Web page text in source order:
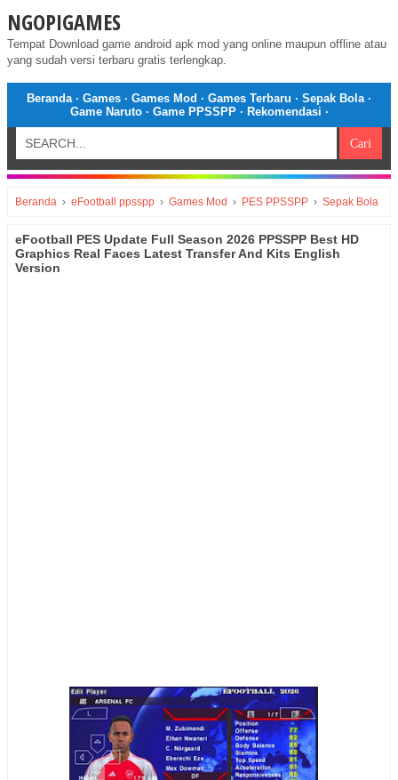
NGOPIGAMES
Tempat Download game android apk mod yang online maupun offline atau
yang sudah versi terbaru gratis terlengkap.
Beranda· Games · Games Mod · Games Terbaru · Sepak Bola·
Game Naruto· Game PPSSPP· Rekomendasi ·
Beranda › eFootball ppsspp › Games Mod › PES PPSSPP › Sepak Bola
eFootball PES Update Full Season 2026 PPSSPP Best HD
Graphics Real Faces Latest Transfer And Kits English
Version